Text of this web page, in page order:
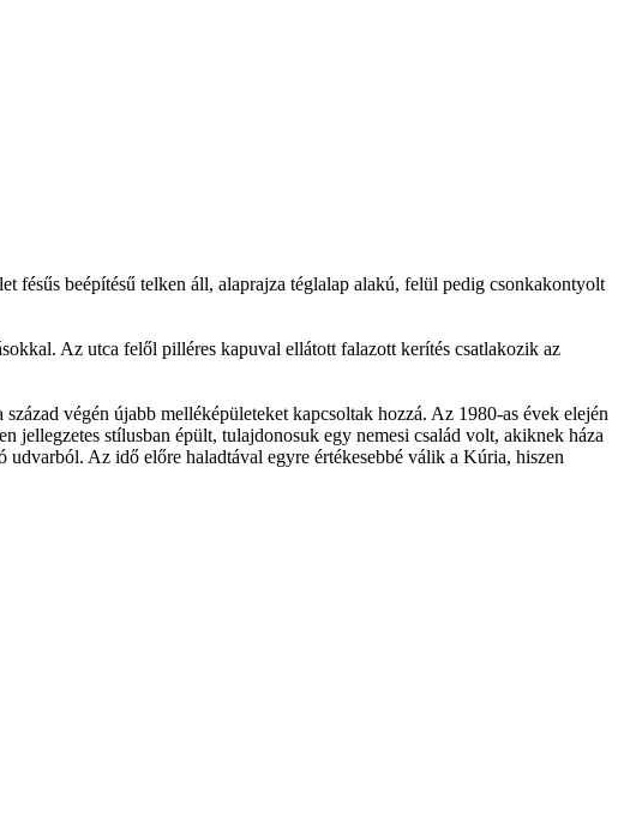
fésűs beépítésű telken áll, alaprajza téglalap alakú, felül pedig csonkakontyolt
Az utca felől pilléres kapuval ellátott falazott kerítés csatlakozik az
végén újabb melléképületeket kapcsoltak hozzá. Az 1980-as évek elején
jellegzetes stílusban épült, tulajdonosuk egy nemesi család volt, akiknek háza
Az idő előre haladtával egyre értékesebbé válik a Kúria, hiszen